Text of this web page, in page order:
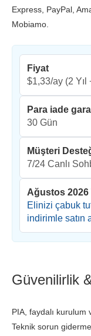
Express, PayPal,
Mobiamo.
Fiyat
$1,33/ay (2 Yıl
Para iade
30 Gün
Müşteri
7/24 Canlı
Ağustos 2026
Elinizi çabuk
indirimle satın
Güvenilirlik
PIA, faydalı kurulum
Teknik sorun